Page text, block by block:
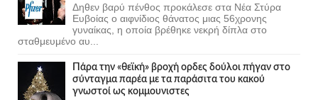
Δηθεν βαρύ πένθος προκάλεσε στα Νέα Στύρα
Ευβοίας ο αιφνίδιος θάνατος μιας 56χρονης
γυναίκας, η οποία βρέθηκε νεκρή δίπλα στο
σταθμευμένο αυ...
Πάρα την «θεϊκή» βροχή ορδες δούλοι πήγαν στο
σύνταγμα παρέα με τα παράσιτα του κακού
γνωστοί ως κομμουνιστες